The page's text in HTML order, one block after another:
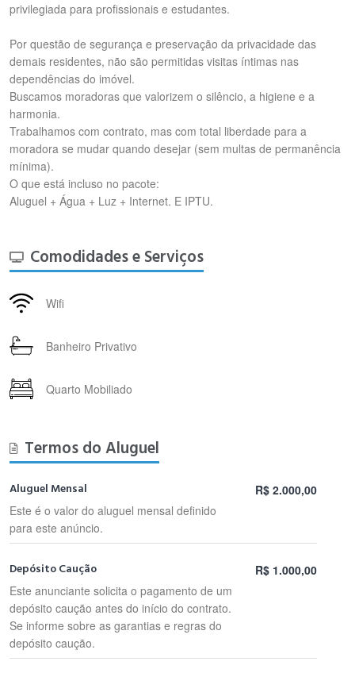
privilegiada para profissionais e estudantes.
Por questão de segurança e preservação da privacidade das
demais residentes, não são permitidas visitas íntimas nas
dependências do imóvel.
Buscamos moradoras que valorizem o silêncio, a higiene e a
harmonia.
Trabalhamos com contrato, mas com total liberdade para a
moradora se mudar quando desejar (sem multas de permanência
mínima).
​O que está incluso no pacote:
Aluguel + Água + Luz + Internet. E IPTU.
Comodidades e Serviços
Wifi
Banheiro Privativo
Quarto Mobiliado
Termos do Aluguel
Aluguel Mensal
Este é o valor do aluguel mensal definido
para este anúncio.
R$ 2.000,00
Depósito Caução
Este anunciante solicita o pagamento de um
depósito caução antes do início do contrato.
Se informe sobre as garantias e regras do
depósito caução.
R$ 1.000,00